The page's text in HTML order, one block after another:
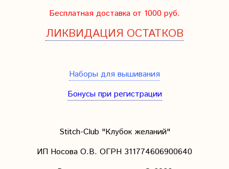
Бесплатная доставка от 1000 руб.
ЛИКВИДАЦИЯ ОСТАТКОВ
Наборы для вышивания
Бонусы при регистрации
Stitch-Club "Клубок желаний"
ИП Носова О.В. ОГРН 311774606900640